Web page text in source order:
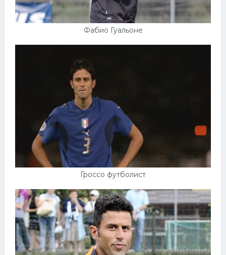
Фабио Гуальоне
Гроссо футболист